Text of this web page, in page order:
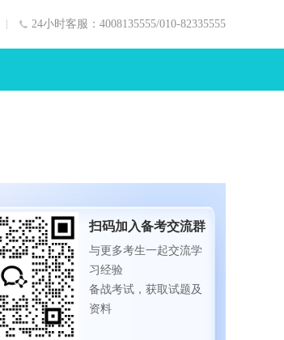
24小时客服：4008135555/010-82335555
扫码加入备考交流群
与更多考生一起交流学
习经验
备战考试，获取试题及
资料